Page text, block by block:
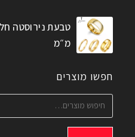
מ״מ
חפשו מוצרים